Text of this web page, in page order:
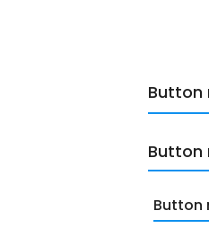
Button
Button
Button